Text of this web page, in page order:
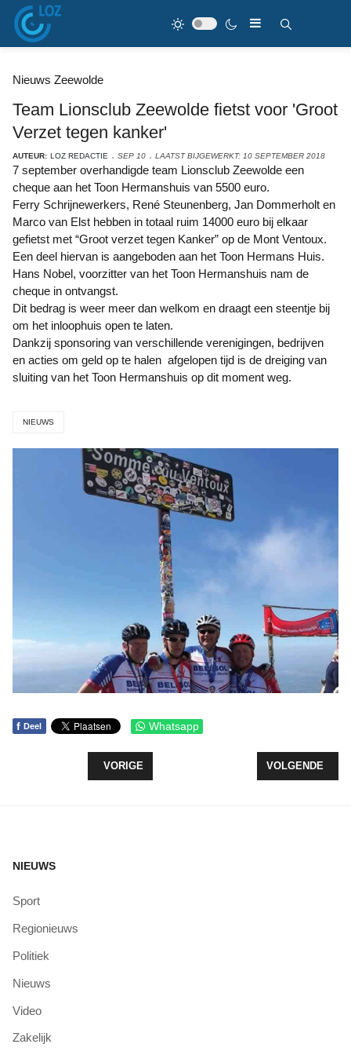
Nieuws Zeewolde
Team Lionsclub Zeewolde fietst voor 'Groot
Verzet tegen kanker'
AUTEUR: LOZ REDACTIE SEP 10 LAATST BIJGEWERKT: 10 SEPTEMBER 2018
7 september overhandigde team Lionsclub Zeewolde een
cheque aan het Toon Hermanshuis van 5500 euro.
Ferry Schrijnewerkers, René Steunenberg, Jan Dommerholt en
Marco van Elst hebben in totaal ruim 14000 euro bij elkaar
gefietst met “Groot verzet tegen Kanker” op de Mont Ventoux.
Een deel hiervan is aangeboden aan het Toon Hermans Huis.
Hans Nobel, voorzitter van het Toon Hermanshuis nam de
cheque in ontvangst.
Dit bedrag is weer meer dan welkom en draagt een steentje bij
om het inloophuis open te laten.
Dankzij sponsoring van verschillende verenigingen, bedrijven
en acties om geld op te halen afgelopen tijd is de dreiging van
sluiting van het Toon Hermanshuis op dit moment weg.
NIEUWS
f Deel Whatsapp
VORIG ARTIKEL: LANDELIJKE
VORIGE VOLGENDE
VOLGENDE
NIEUWS
Sport
Regionieuws
Politiek
Nieuws
Video
Zakelijk